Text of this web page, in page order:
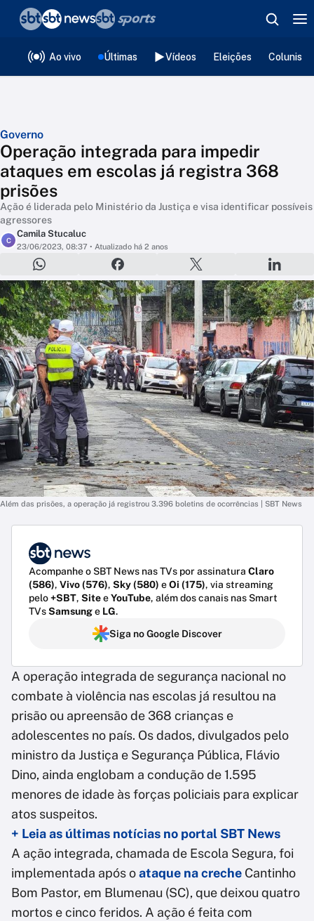
Ao vivo Últimas Vídeos Eleições
Governo
Operação integrada para impedir
ataques em escolas já registra 368
prisões
Ação é liderada pelo Ministério da Justiça e visa identificar possíveis
agressores
C
Camila Stucaluc
23/06/2023, 08:37 • Atualizado há 2 anos
Além das prisões, a operação já registrou 3.396 boletins de ocorrências | SBT News
Acompanhe o SBT News nas TVs por assinatura Claro
(586), Vivo (576), Sky (580) eOi (175), via streaming
pelo+SBT, SiteeYouTube, além dos canais nas Smart
TVsSamsunge LG.
Siga no Google Discover
A operação integrada de segurança nacional no
combate à violência nas escolas já resultou na
prisão ou apreensão de 368 crianças e
adolescentes no país. Os dados, divulgados pelo
ministro da Justiça e Segurança Pública, Flávio
Dino, ainda englobam a condução de 1.595
menores de idade às forças policiais para explicar
atos suspeitos.
+ Leia as últimas notícias no portal SBT News
A ação integrada, chamada de Escola Segura, foi
implementada após oataque na creche Cantinho
Bom Pastor, em Blumenau (SC), que deixou quatro
mortos e cinco feridos. A ação é feita com
❮voltar
Editorias